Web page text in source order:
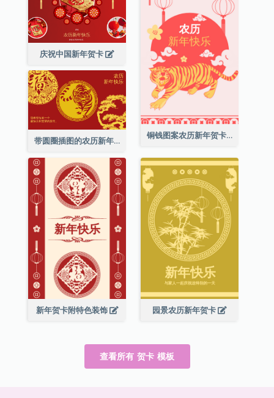
庆祝中国新年贺卡
铜钱图案农历新年贺卡
带圆圈插图的农历新年快乐贺卡
新年贺卡附特色装饰 园景农历新年贺卡
查看所有 贺卡 模板